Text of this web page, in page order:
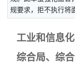
规要求，拒不执行将
工业和信息
综合局、综